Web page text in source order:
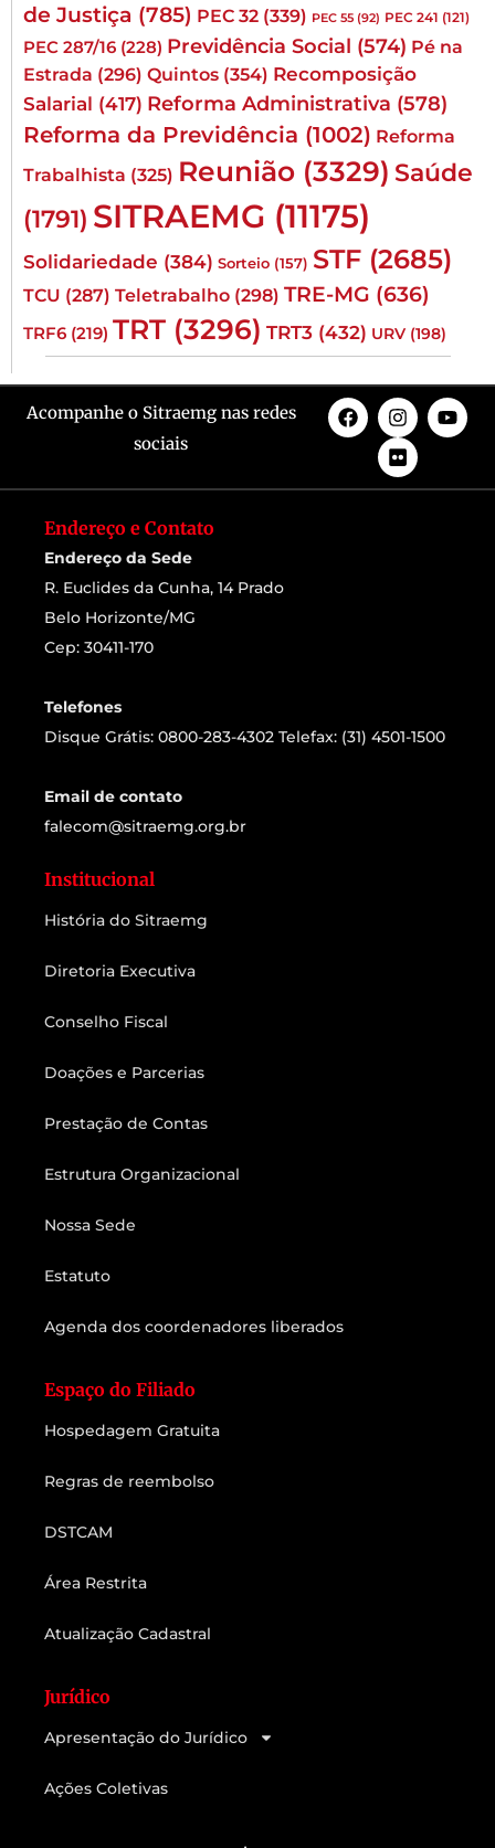
de Justiça (785) PEC 32 (339) PEC 55 (92) PEC 241 (121)
PEC 287/16 (228) Previdência Social (574) Pé na
Estrada (296) Quintos (354) Recomposição
Salarial (417) Reforma Administrativa (578)
Reforma da Previdência (1002) Reforma
Trabalhista (325) Reunião (3329) Saúde
(1791) SITRAEMG (11175)
Solidariedade (384) Sorteio (157) STF (2685)
TCU (287) Teletrabalho (298) TRE-MG (636)
TRF6 (219) TRT (3296) TRT3 (432) URV (198)
Acompanhe o Sitraemg nas redes
sociais
Endereço e Contato
Endereço da Sede
R. Euclides da Cunha, 14 Prado
Belo Horizonte/MG
Cep: 30411-170
Telefones
Disque Grátis: 0800-283-4302 Telefax: (31) 4501-1500
Email de contato
falecom@sitraemg.org.br
Institucional
História do Sitraemg
Diretoria Executiva
Conselho Fiscal
Doações e Parcerias
Prestação de Contas
Estrutura Organizacional
Nossa Sede
Estatuto
Agenda dos coordenadores liberados
Espaço do Filiado
Hospedagem Gratuita
Regras de reembolso
DSTCAM
Área Restrita
Atualização Cadastral
Jurídico
Apresentação do Jurídico
Ações Coletivas